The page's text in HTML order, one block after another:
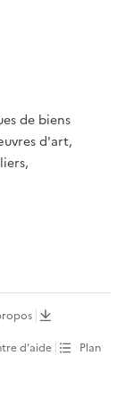
de biens
d'art,
d’aide
Plan